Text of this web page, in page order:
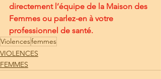
directement l’équipe de la Maison des
Femmes ou parlez-en à votre
professionnel de santé.
Violencesfemmes
VIOLENCES
FEMMES